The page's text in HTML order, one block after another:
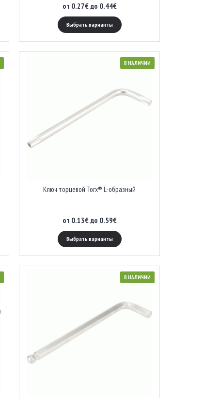
от 0.27€ до 0.44€
Выбрать варианты
В НАЛИЧИИ
Ключ торцевой Torx® L-образный
от 0.13€ до 0.59€
Выбрать варианты
В НАЛИЧИИ